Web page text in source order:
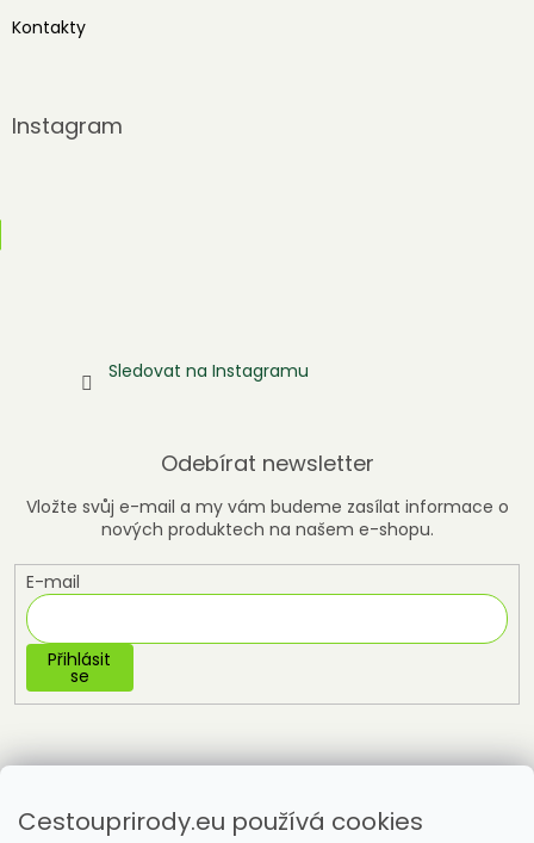
Cestouprirody.eu používá cookies
Kontakty
Instagram
Sledovat na Instagramu
Odebírat newsletter
Vložte svůj e-mail a my vám budeme zasílat informace o
nových produktech na našem e-shopu.
E-mail
Přihlásit
se